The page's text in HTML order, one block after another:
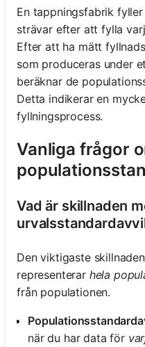
Inga
än
Ställ
din
fråga
En tappningsfabrik
strävar efter att fylla
Efter att ha mätt
som produceras under
beräknar de
Detta indikerar en
fyllningsprocess.
Vanliga frågor
Vad är skillnaden
Den viktigaste
representerar hela
från populationen.
när du har data för